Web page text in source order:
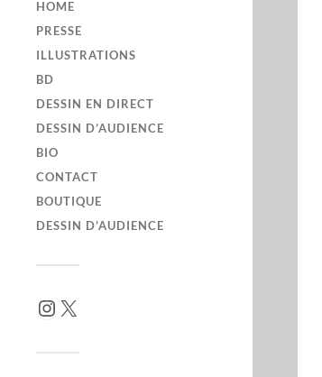
HOME
PRESSE
ILLUSTRATIONS
BD
DESSIN EN DIRECT
DESSIN D’AUDIENCE
BIO
CONTACT
BOUTIQUE
DESSIN D’AUDIENCE